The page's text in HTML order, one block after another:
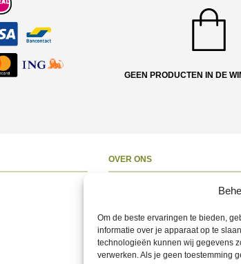
Om de beste ervaringen te bieden,
informatie over je apparaat op te
technologieën kunnen wij gegevens
verwerken. Als je geen toestemming
GEEN PRODUCTEN IN DE
OVER ONS
Contact opnemen
Volg ons op Social